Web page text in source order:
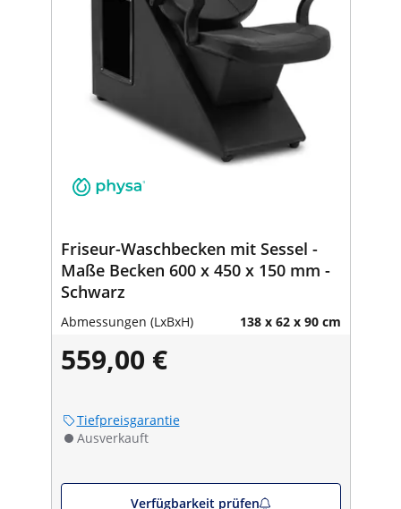
Friseur-Waschbecken mit Sessel -
Maße Becken 600 x 450 x 150 mm -
Schwarz
Abmessungen (LxBxH) 138 x 62 x 90 cm
559,00 €
Tiefpreisgarantie
Ausverkauft
Verfügbarkeit prüfen